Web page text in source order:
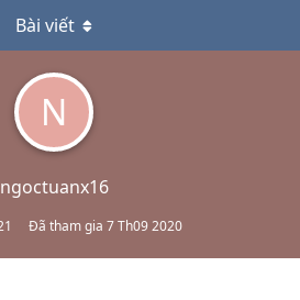
N
ngoctuanx16
Đã tham gia 7 Th09 2020
Bài viết